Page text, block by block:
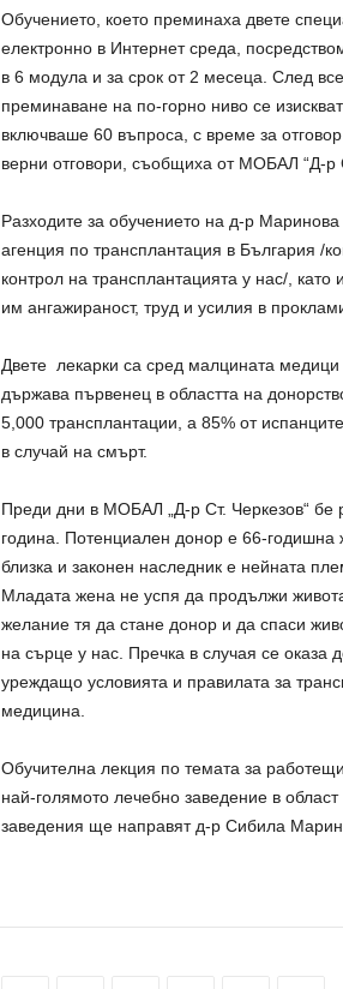
Обучението, което преминаха двете
електронно в Интернет среда,
в 6 модула и за срок от 2 месеца. След
преминаване на по-горно ниво се
включваше 60 въпроса, с време за
верни отговори, съобщиха от МОБАЛ “Д-р
Разходите за обучението на д-р
агенция по трансплантация в България /
контрол на трансплантацията у нас/,
им ангажираност, труд и усилия в
Двете лекарки са сред малцината
държава първенец в областта на
5,000 трансплантации, а 85% от
в случай на смърт.
Преди дни в МОБАЛ „Д-р Ст. Черкезов“ бе
година. Потенциален донор е 66-годишна
близка и законен наследник е нейната
Младата жена не успя да продължи
желание тя да стане донор и да спаси
на сърце у нас. Пречка в случая се оказа
уреждащо условията и правилата за
медицина.
Обучителна лекция по темата за
най-голямото лечебно заведение в
заведения ще направят д-р Сибила